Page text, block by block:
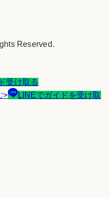
Reserved.
受け取る
>
LINEでガイドを受け取